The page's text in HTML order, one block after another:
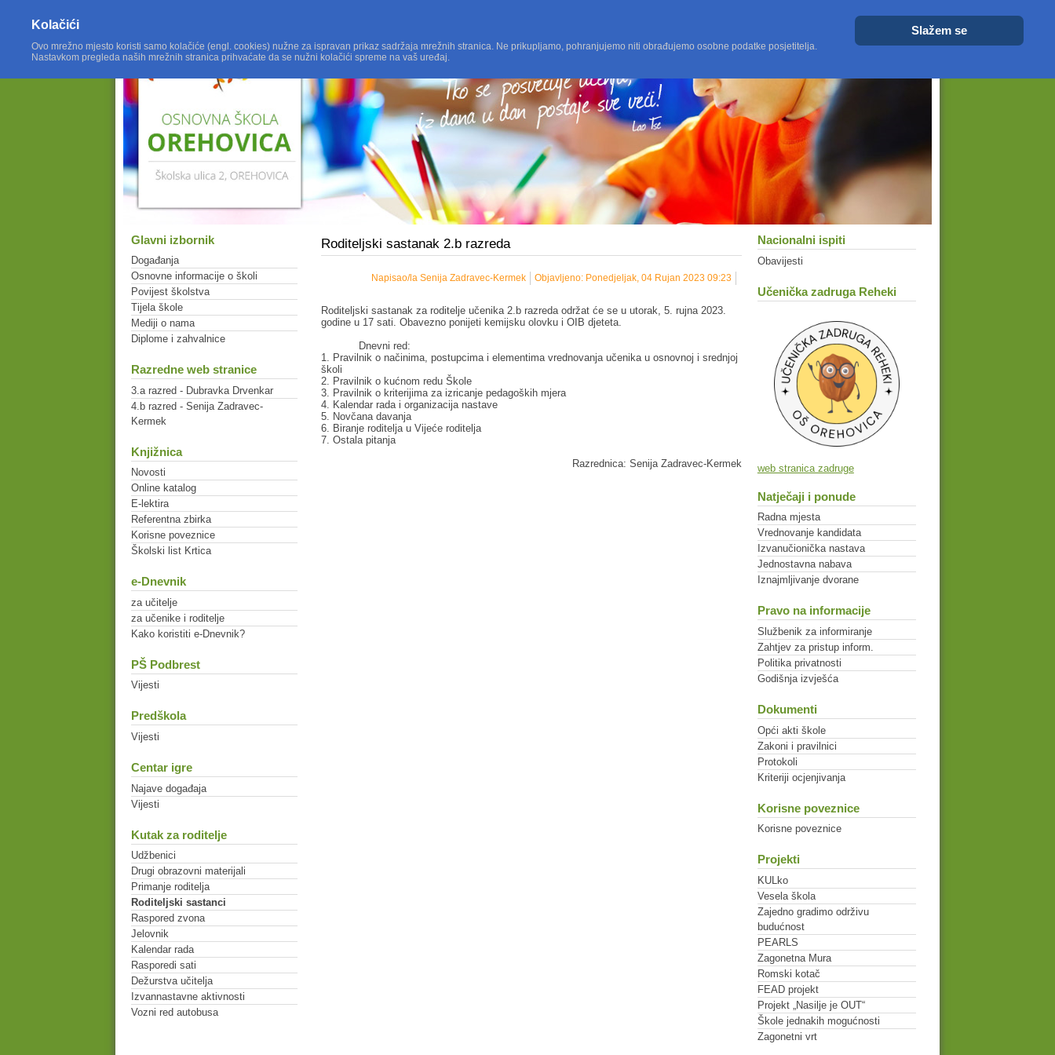
Resetiraj Manje
Glavni izbornik
Događanja
Osnovne informacije o školi
Povijest školstva
Tijela škole
Mediji o nama
Diplome i zahvalnice
Razredne web stranice
3.a razred - Dubravka Drvenkar
4.b razred - Senija Zadravec-
Kermek
Knjižnica
Novosti
Online katalog
E-lektira
Referentna zbirka
Korisne poveznice
Školski list Krtica
e-Dnevnik
za učitelje
za učenike i roditelje
Kako koristiti e-Dnevnik?
PŠ Podbrest
Vijesti
Predškola
Vijesti
Centar igre
Najave događaja
Vijesti
Kutak za roditelje
Udžbenici
Drugi obrazovni materijali
Primanje roditelja
Roditeljski sastanci
Raspored zvona
Jelovnik
Kalendar rada
Rasporedi sati
Dežurstva učitelja
Izvannastavne aktivnosti
Vozni red autobusa
Roditeljski sastanak 2.b razreda
Objavljeno: Ponedjeljak, 04 Rujan 2023 09:23
Napisao/la Senija Zadravec-Kermek
Roditeljski sastanak za roditelje učenika 2.b razreda održat će se u utorak, 5. rujna 2023.
godine u 17 sati. Obavezno ponijeti kemijsku olovku i OIB djeteta.
Dnevni red:
1. Pravilnik o načinima, postupcima i elementima vrednovanja učenika u osnovnoj i srednjoj
školi
2. Pravilnik o kućnom redu Škole
3. Pravilnik o kriterijima za izricanje pedagoških mjera
4. Kalendar rada i organizacija nastave
5. Novčana davanja
6. Biranje roditelja u Vijeće roditelja
7. Ostala pitanja
Razrednica: Senija Zadravec-Kermek
Nacionalni ispiti
Obavijesti
Učenička zadruga Reheki
web stranica zadruge
Natječaji i ponude
Radna mjesta
Vrednovanje kandidata
Izvanučionička nastava
Jednostavna nabava
Iznajmljivanje dvorane
Pravo na informacije
Službenik za informiranje
Zahtjev za pristup inform.
Politika privatnosti
Godišnja izvješća
Dokumenti
Opći akti škole
Zakoni i pravilnici
Protokoli
Kriteriji ocjenjivanja
Korisne poveznice
Korisne poveznice
Projekti
KULko
Vesela škola
Zajedno gradimo održivu
budućnost
PEARLS
Zagonetna Mura
Romski kotač
FEAD projekt
Projekt „Nasilje je OUT“
Škole jednakih mogućnosti
Zagonetni vrt
Kolačići
Ovo mrežno mjesto koristi samo kolačiće (engl. cookies) nužne za ispravan prikaz sadržaja mrežnih stranica. Ne prikupljamo, pohranjujemo niti obrađujemo osobne podatke posjetitelja.
Nastavkom pregleda naših mrežnih stranica prihvaćate da se nužni kolačići spreme na vaš uređaj.
Slažem se